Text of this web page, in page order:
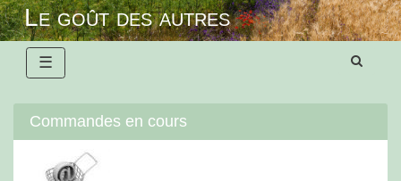
Skip
to
content
Le goût des autres
☰
Commandes en cours